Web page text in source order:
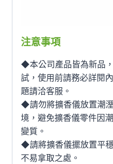
注意事項
◆本公司產品皆為新品
試，使用前請務必詳閱
題請洽客服。
◆請勿將擴香儀放置潮
境，避免擴香儀零件因
變質。
◆請將擴香儀擺放置平
不易拿取之處。